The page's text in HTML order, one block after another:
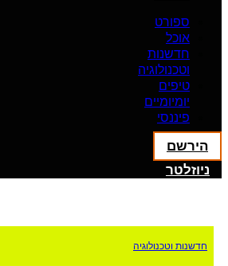
ספורט
אוכל
חדשנות
וטכנולוגיה
טיפים
יומיומיים
פיננסי
הירשם
ניוזלטר
חדשנות וטכנולוגיה